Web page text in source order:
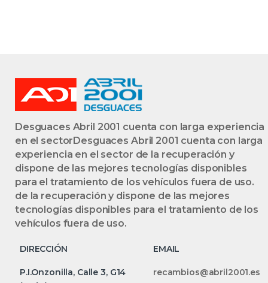
Desguaces Abril 2001 cuenta con larga experiencia
en el sectorDesguaces Abril 2001 cuenta con larga
experiencia en el sector de la recuperación y
dispone de las mejores tecnologías disponibles
para el tratamiento de los vehículos fuera de uso.
de la recuperación y dispone de las mejores
tecnologías disponibles para el tratamiento de los
vehículos fuera de uso.
DIRECCIÓN EMAIL
P.I.Onzonilla, Calle 3, G14
recambios@abril2001.es